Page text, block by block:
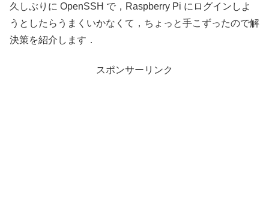
久しぶりに OpenSSH で，Raspberry Pi にログインしよ
うとしたらうまくいかなくて，ちょっと手こずったので解
決策を紹介します．
スポンサーリンク